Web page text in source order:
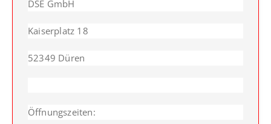
DSE GmbH
Kaiserplatz 18
52349 Düren
Öffnungszeiten: